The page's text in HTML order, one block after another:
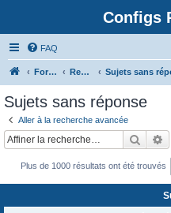
Configs
FAQ
Forum Rechercher Sujets sans
Sujets sans réponse
Aller à la recherche avancée
Plus de 1000 résultats ont été trouvés